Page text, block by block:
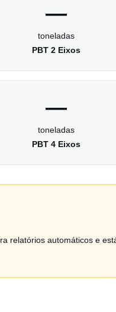
—
toneladas
PBT 2 Eixos
—
toneladas
PBT 4 Eixos
relatórios automáticos e